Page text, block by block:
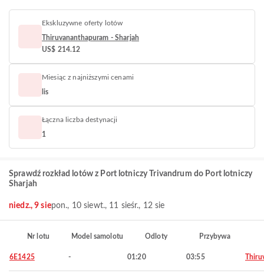
Ekskluzywne oferty lotów
Thiruvananthapuram - Sharjah
US$ 214.12
Miesiąc z najniższymi cenami
lis
Łączna liczba destynacji
1
Sprawdź rozkład lotów z Port lotniczy Trivandrum do Port lotniczy
Sharjah
niedz., 9 siepon., 10 siewt., 11 sieśr., 12 sie
Nr lotu Model samolotu Odloty Przybywa
6E1425 - 01:20 03:55